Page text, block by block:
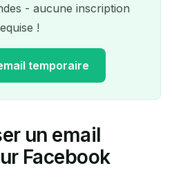
- aucune inscription
!
temporaire
e-mail
:
un email
Facebook